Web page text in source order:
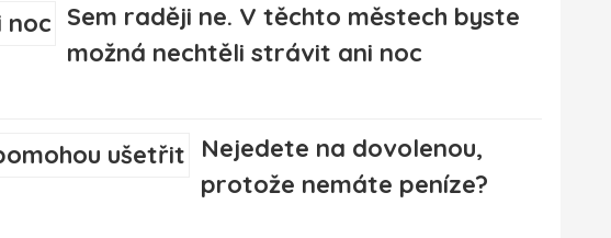
Sem raději ne. V těchto městech byste
možná nechtěli strávit ani noc
Nejedete na dovolenou,
protože nemáte peníze?